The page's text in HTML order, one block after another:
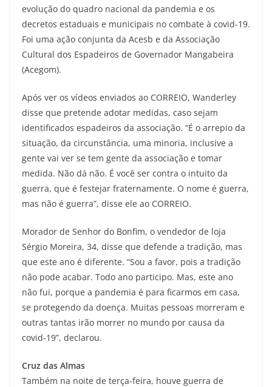
evolução do quadro nacional da pandemia e os
decretos estaduais e municipais no combate à covid-19.
Foi uma ação conjunta da Acesb e da Associação
Cultural dos Espadeiros de Governador Mangabeira
(Acegom).
Após ver os vídeos enviados ao CORREIO, Wanderley
disse que pretende adotar medidas, caso sejam
identificados espadeiros da associação. “É o arrepio da
situação, da circunstância, uma minoria, inclusive a
gente vai ver se tem gente da associação e tomar
medida. Não dá não. É você ser contra o intuito da
guerra, que é festejar fraternamente. O nome é guerra,
mas não é guerra”, disse ele ao CORREIO.
Morador de Senhor do Bonfim, o vendedor de loja
Sérgio Moreira, 34, disse que defende a tradição, mas
que este ano é diferente. “Sou a favor, pois a tradição
não pode acabar. Todo ano participo. Mas, este ano
não fui, porque a pandemia é para ficarmos em casa,
se protegendo da doença. Muitas pessoas morreram e
outras tantas irão morrer no mundo por causa da
covid-19”, declarou.
Cruz das Almas
Também na noite de terça-feira, houve guerra de